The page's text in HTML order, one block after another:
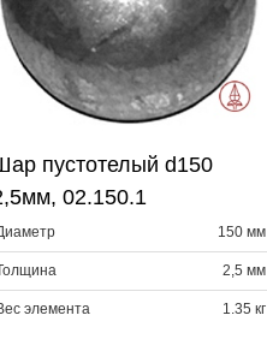
пустотелый d150
02.150.1
150 мм
2,5 мм
элемента 1.35 кг
Выберите количество:
Продолжить